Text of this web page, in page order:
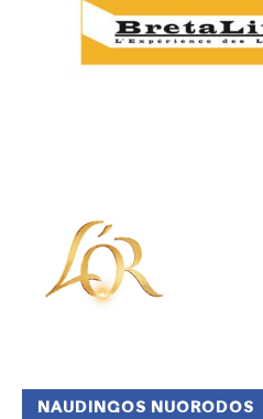
NAUDINGOS NUORODOS